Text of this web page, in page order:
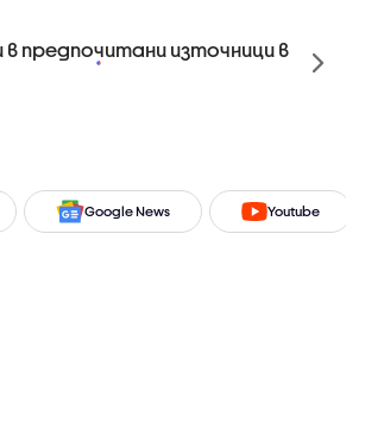
в предпочитани източници в
Google News Youtube